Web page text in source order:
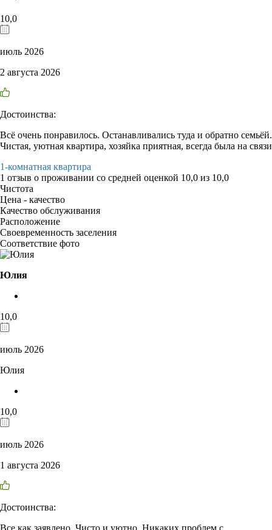
10,0
июль 2026
2 августа 2026
Достоинства:
Всё очень понравилось. Останавливались туда и обратно семьёй.
Чистая, уютная квартира, хозяйка приятная, всегда была на связи
1-комнатная квартира
1 отзыв о проживании со средней оценкой 10,0 из 10,0
Чистота
Цена - качество
Качество обслуживания
Расположение
Своевременность заселения
Соответствие фото
Юлия
10,0
июль 2026
Юлия
10,0
июль 2026
1 августа 2026
Достоинства:
Все как заявлено. Чисто и уютно. Никаких проблем с